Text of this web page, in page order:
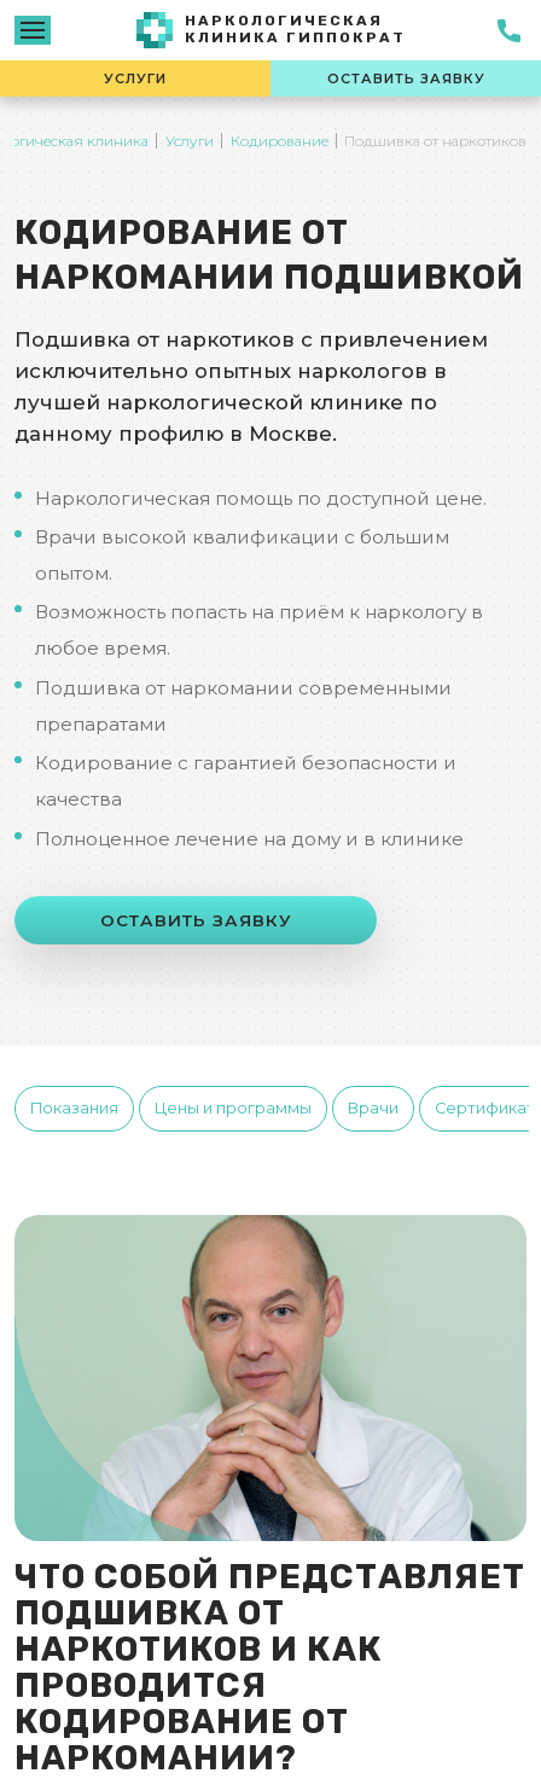
НАРКОЛОГИЧЕСКАЯ
КЛИНИКА ГИППОКРАТ
УСЛУГИ ОСТАВИТЬ ЗАЯВКУ
клиника Услуги Кодирование Подшивка от наркотиков
КОДИРОВАНИЕ ОТ
НАРКОМАНИИ ПОДШИВКОЙ
Подшивка от наркотиков с привлечением
исключительно опытных наркологов в
лучшей наркологической клинике по
данному профилю в Москве.
Наркологическая помощь по доступной цене.
Врачи высокой квалификации с большим
опытом.
Возможность попасть на приём к наркологу в
любое время.
Подшивка от наркомании современными
препаратами
Кодирование с гарантией безопасности и
качества
Полноценное лечение на дому и в клинике
ОСТАВИТЬ ЗАЯВКУ
Показания Цены и программы Врачи
ЧТО СОБОЙ ПРЕДСТАВЛЯЕТ
ПОДШИВКА ОТ
НАРКОТИКОВ И КАК
ПРОВОДИТСЯ
КОДИРОВАНИЕ ОТ
НАРКОМАНИИ?